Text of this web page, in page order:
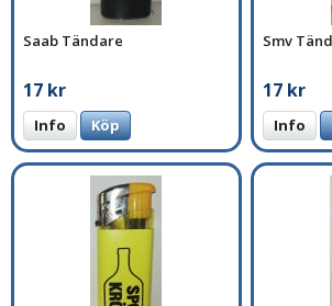
Saab Tändare
17 kr
Info Köp
Smv
17 kr
Info